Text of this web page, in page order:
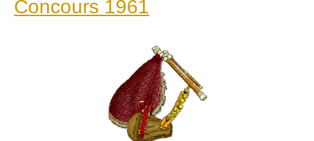
Concours 1961